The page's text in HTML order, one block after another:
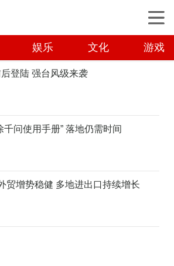
娱乐 文化 游戏
登陆 强台风级来袭
千问使用手册” 落地仍需时间
贸增势稳健 多地进出口持续增长